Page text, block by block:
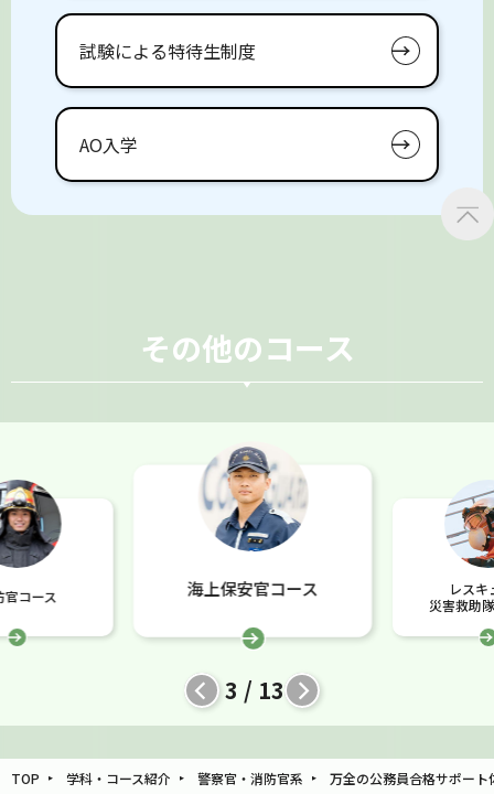
試験による特待生制度
AO入学
その他のコース
官コース 海上保安官コース
レスキ
災害救助
3 / 13
TOP 学科・コース紹介 警察官・消防官系 万全の公務員合格サポート